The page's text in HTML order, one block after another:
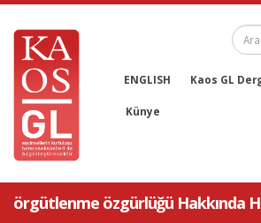
ENGLISH Kaos GL
Künye
örgütlenme özgürlüğü Hakkında